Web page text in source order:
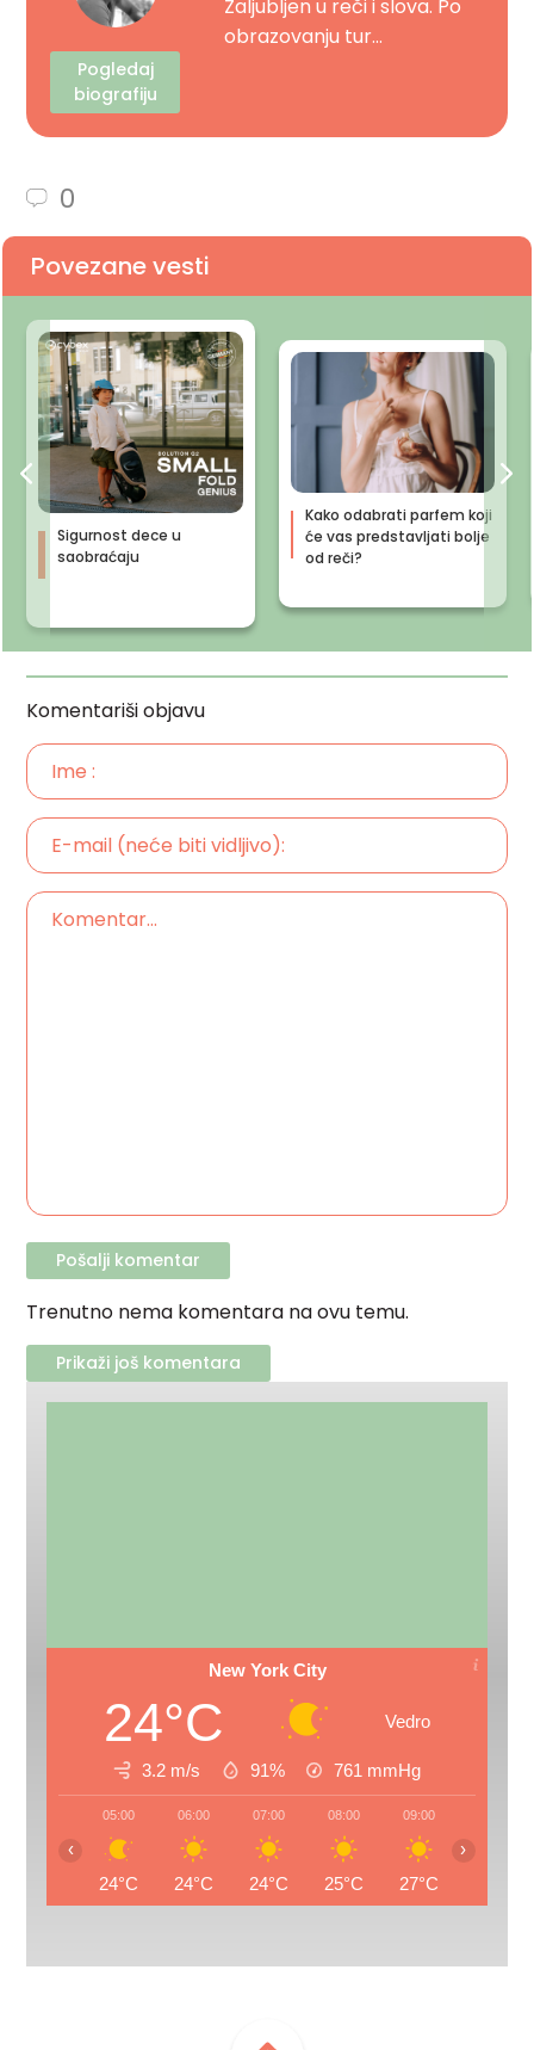
Pogledaj
biografiju
Zaljubljen u reči i slova. Po
obrazovanju tur...
0
Povezane vesti
Sigurnost dece u
saobraćaju
Kako odabrati parfem koji
će vas predstavljati bolje
od reči?
Komentariši objavu
Trenutno nema komentara na ovu temu.
Prikaži još komentara
New York City
24°C Vedro
3.2 m/s 91% 761 mmHg
05:00
24°C
06:00
24°C
07:00
24°C
08:00
25°C
09:00
27°C
‹ ›